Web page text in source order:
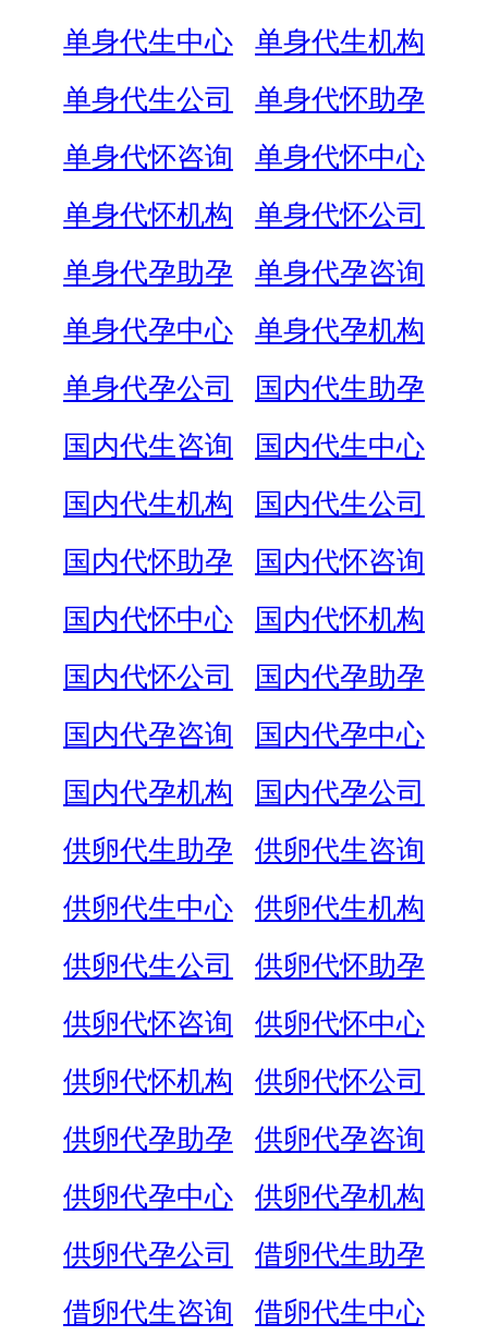
单身代生中心
单身代生机构
单身代生公司
单身代怀助孕
单身代怀咨询
单身代怀中心
单身代怀机构
单身代怀公司
单身代孕助孕
单身代孕咨询
单身代孕中心
单身代孕机构
单身代孕公司
国内代生助孕
国内代生咨询
国内代生中心
国内代生机构
国内代生公司
国内代怀助孕
国内代怀咨询
国内代怀中心
国内代怀机构
国内代怀公司
国内代孕助孕
国内代孕咨询
国内代孕中心
国内代孕机构
国内代孕公司
供卵代生助孕
供卵代生咨询
供卵代生中心
供卵代生机构
供卵代生公司
供卵代怀助孕
供卵代怀咨询
供卵代怀中心
供卵代怀机构
供卵代怀公司
供卵代孕助孕
供卵代孕咨询
供卵代孕中心
供卵代孕机构
供卵代孕公司
借卵代生助孕
借卵代生咨询
借卵代生中心